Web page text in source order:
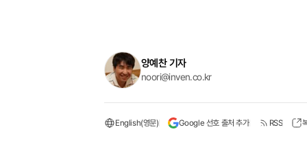
양예찬 기자
noori@inven.co.kr
English(영문) Google 선호 출처 추가 RSS